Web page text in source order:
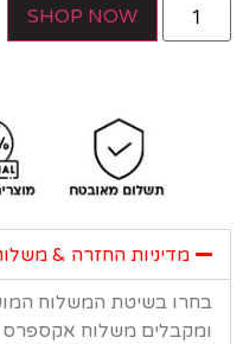
SHOP NOW
מדיניות החזרה & משלוחים
בשיטת המשלוח המועדפת
משלוח אקספרס עד